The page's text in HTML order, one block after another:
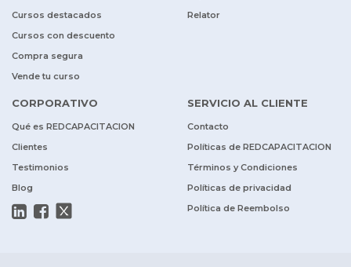
Cursos destacados
Cursos con descuento
Compra segura
Vende tu curso
Relator
CORPORATIVO
Qué es REDCAPACITACION
Clientes
Testimonios
Blog
SERVICIO AL CLIENTE
Contacto
Políticas de REDCAPACITACION
Términos y Condiciones
Políticas de privacidad
Política de Reembolso